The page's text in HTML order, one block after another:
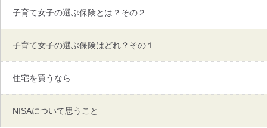
子育て女子の選ぶ保険とは？その２
子育て女子の選ぶ保険はどれ？その１
住宅を買うなら
NISAについて思うこと